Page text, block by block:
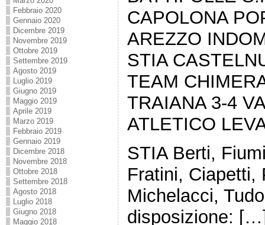
Febbraio 2020
Gennaio 2020
Dicembre 2019
Novembre 2019
Ottobre 2019
Settembre 2019
Agosto 2019
Luglio 2019
Giugno 2019
Maggio 2019
Aprile 2019
Marzo 2019
Febbraio 2019
Gennaio 2019
Dicembre 2018
Novembre 2018
Ottobre 2018
Settembre 2018
Agosto 2018
Luglio 2018
Giugno 2018
Maggio 2018
CAPOLONA
AREZZO
STIA
TEAM
TRAIANA 3-4
ATLETICO
STIA Berti,
Fratini, Ciapetti,
Michelacci,
disposizione: